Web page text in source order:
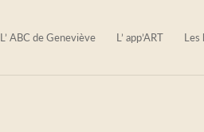
L’ ABC de Geneviève L’ app’ART Les